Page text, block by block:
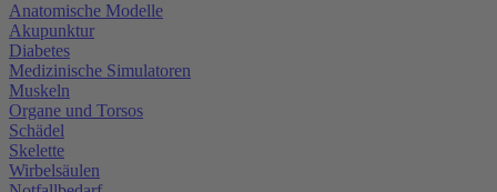
Anatomische Modelle
Akupunktur
Diabetes
Medizinische Simulatoren
Muskeln
Organe und Torsos
Schädel
Skelette
Wirbelsäulen